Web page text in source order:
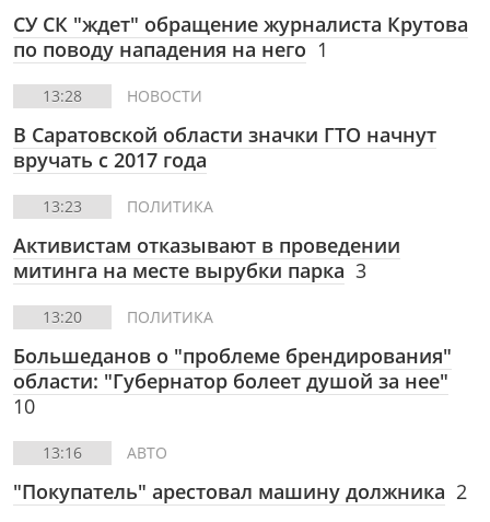
СУ СК "ждет" обращение журналиста Крутова
по поводу нападения на него 1
13:28 НОВОСТИ
В Саратовской области значки ГТО начнут
вручать с 2017 года
13:23 ПОЛИТИКА
Активистам отказывают в проведении
митинга на месте вырубки парка 3
13:20 ПОЛИТИКА
Большеданов о "проблеме брендирования"
области: "Губернатор болеет душой за нее"
10
13:16 АВТО
"Покупатель" арестовал машину должника 2